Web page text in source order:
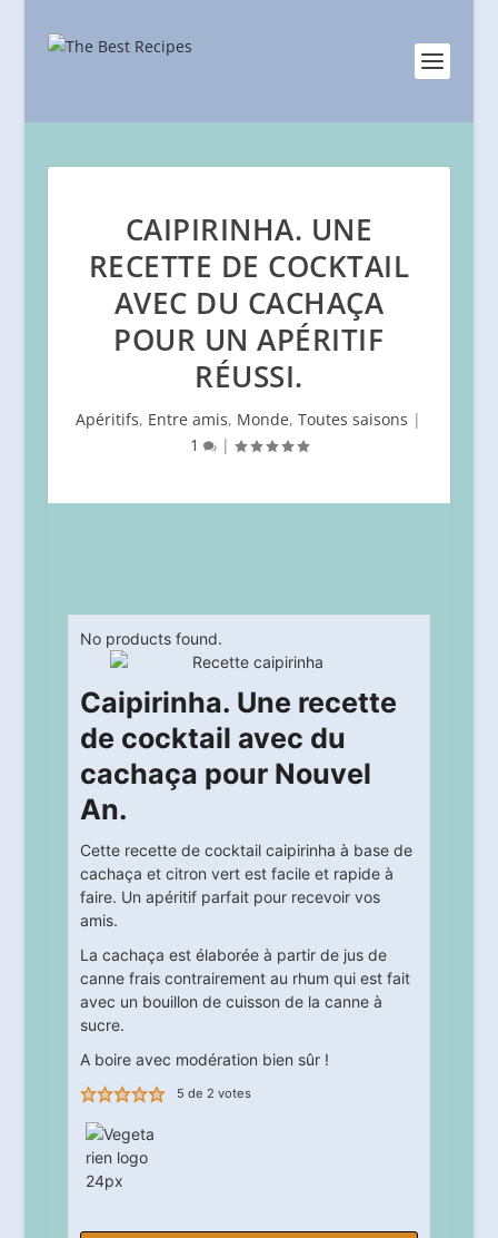
CAIPIRINHA. UNE
RECETTE DE COCKTAIL
AVEC DU CACHAÇA
POUR UN APÉRITIF
RÉUSSI.
Apéritifs, Entre amis, Monde,Toutes saisons |
1
|
No products found.
Caipirinha. Une recette
de cocktail avec du
cachaça pour Nouvel
An.
Cette recette de cocktail caipirinha à base de
cachaça et citron vert est facile et rapide à
faire. Un apéritif parfait pour recevoir vos
amis.
La cachaça est élaborée à partir de jus de
canne frais contrairement au rhum qui est fait
avec un bouillon de cuisson de la canne à
sucre.
A boire avec modération bien sûr !
5 de 2 votes